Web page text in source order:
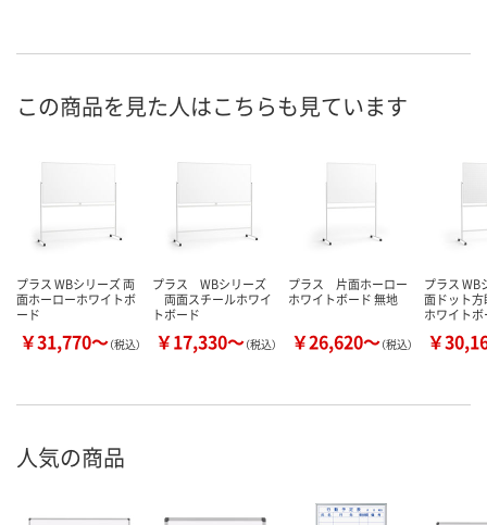
この商品を見た人はこちらも見ています
プラス WBシリーズ 両
面ホーローホワイトボ
ード
￥31,770～（税込）
プラス WBシリーズ
両面スチールホワイ
トボード
￥17,330～（税込）
プラス 片面ホーロー
ホワイトボード 無地
￥26,620～（税込）
プラス WB
面ドット
ホワイト
￥
人気の商品